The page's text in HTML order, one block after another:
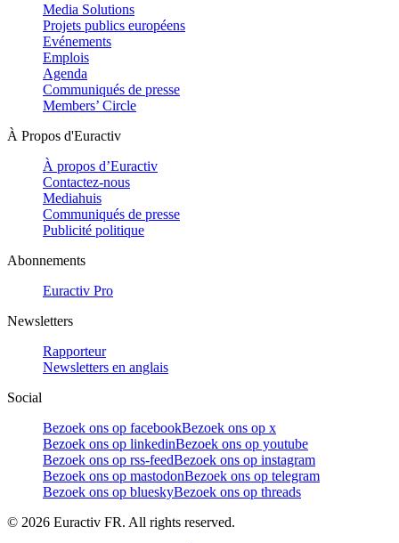
Media Solutions
Projets publics européens
Evénements
Emplois
Agenda
Communiqués de presse
Members’ Circle
À Propos d'Euractiv
À propos d’Euractiv
Contactez-nous
Mediahuis
Communiqués de presse
Publicité politique
Abonnements
Euractiv Pro
Newsletters
Rapporteur
Newsletters en anglais
Social
Bezoek ons op facebookBezoek ons op x
Bezoek ons op linkedinBezoek ons op youtube
Bezoek ons op rss-feedBezoek ons op instagram
Bezoek ons op mastodonBezoek ons op telegram
Bezoek ons op blueskyBezoek ons op threads
© 2026 Euractiv FR. All rights reserved.